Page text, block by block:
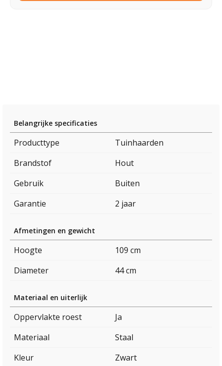
Belangrijke specificaties
Producttype
Tuinhaarden
Brandstof
Hout
Gebruik
Buiten
Garantie
2 jaar
Afmetingen en gewicht
Hoogte
109 cm
Diameter
44 cm
Materiaal en uiterlijk
Oppervlakte roest
Ja
Materiaal
Staal
Kleur
Zwart